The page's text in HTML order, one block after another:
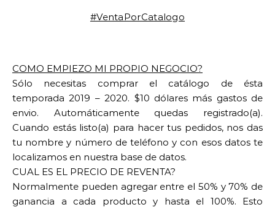
#VentaPorCatalogo
COMO EMPIEZO MI PROPIO NEGOCIO?
Sólo necesitas comprar el catálogo de ésta
temporada 2019 – 2020. $10 dólares más gastos de
envio. Automáticamente quedas registrado(a).
Cuando estás listo(a) para hacer tus pedidos, nos das
tu nombre y número de teléfono y con esos datos te
localizamos en nuestra base de datos.
CUAL ES EL PRECIO DE REVENTA?
Normalmente pueden agregar entre el 50% y 70% de
ganancia a cada producto y hasta el 100%. Esto